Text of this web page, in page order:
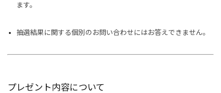
ます。
抽選結果に関する個別のお問い合わせにはお答えできません。
プレゼント内容について